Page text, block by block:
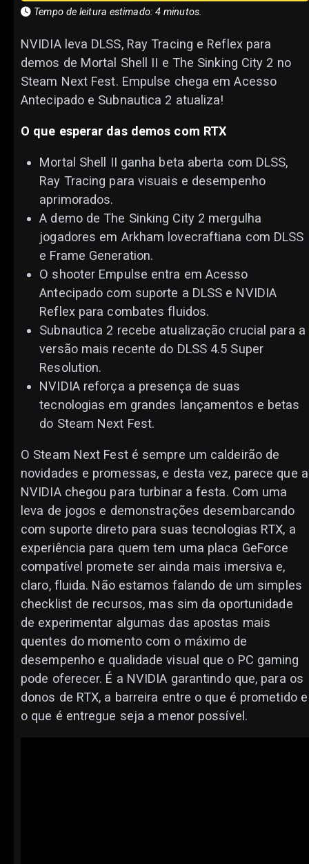
Tempo de leitura estimado: 4 minutos.
NVIDIA leva DLSS, Ray Tracing e Reflex para
demos de Mortal Shell II e The Sinking City 2 no
Steam Next Fest. Empulse chega em Acesso
Antecipado e Subnautica 2 atualiza!
O que esperar das demos com RTX
Mortal Shell II ganha beta aberta com DLSS,
Ray Tracing para visuais e desempenho
aprimorados.
A demo de The Sinking City 2 mergulha
jogadores em Arkham lovecraftiana com DLSS
e Frame Generation.
O shooter Empulse entra em Acesso
Antecipado com suporte a DLSS e NVIDIA
Reflex para combates fluidos.
Subnautica 2 recebe atualização crucial para a
versão mais recente do DLSS 4.5 Super
Resolution.
NVIDIA reforça a presença de suas
tecnologias em grandes lançamentos e betas
do Steam Next Fest.
O Steam Next Fest é sempre um caldeirão de
novidades e promessas, e desta vez, parece que a
NVIDIA chegou para turbinar a festa. Com uma
leva de jogos e demonstrações desembarcando
com suporte direto para suas tecnologias RTX, a
experiência para quem tem uma placa GeForce
compatível promete ser ainda mais imersiva e,
claro, fluida. Não estamos falando de um simples
checklist de recursos, mas sim da oportunidade
de experimentar algumas das apostas mais
quentes do momento com o máximo de
desempenho e qualidade visual que o PC gaming
pode oferecer. É a NVIDIA garantindo que, para os
donos de RTX, a barreira entre o que é prometido e
o que é entregue seja a menor possível.